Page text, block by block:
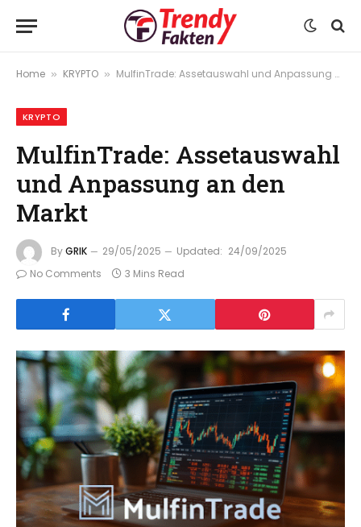
Home » KRYPTO » MulfinTrade: Assetauswahl und Anpassung an den Markt
KRYPTO
MulfinTrade: Assetauswahl
und Anpassung an den
Markt
ByGRIK 29/05/2025 Updated: 24/09/2025
No Comments
3 Mins Read